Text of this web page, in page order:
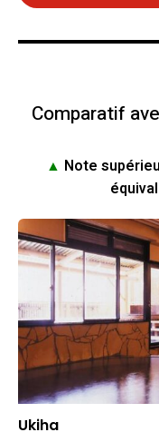
Comparatif
▲ Note
Ukiha